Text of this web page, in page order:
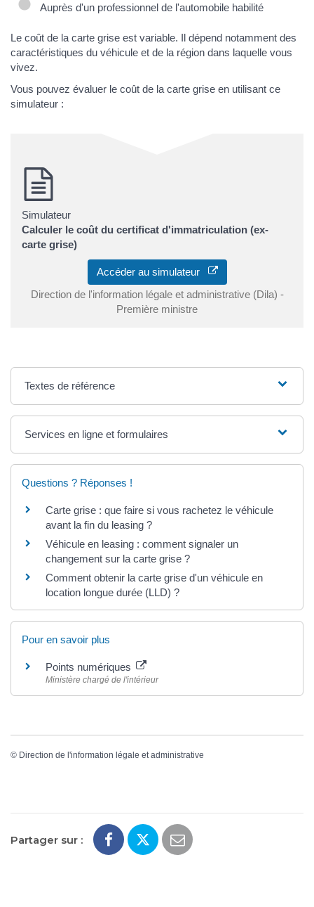
Auprès d'un professionnel de l'automobile habilité
Le coût de la carte grise est variable. Il dépend notamment des
caractéristiques du véhicule et de la région dans laquelle vous
vivez.
Vous pouvez évaluer le coût de la carte grise en utilisant ce
simulateur :
Simulateur
Calculer le coût du certificat d'immatriculation (ex-
carte grise)
Accéder au simulateur
Direction de l'information légale et administrative (Dila) -
Première ministre
Textes de référence
Services en ligne et formulaires
Questions ? Réponses !
Carte grise : que faire si vous rachetez le véhicule
avant la fin du leasing ?
Véhicule en leasing : comment signaler un
changement sur la carte grise ?
Comment obtenir la carte grise d'un véhicule en
location longue durée (LLD) ?
Pour en savoir plus
Points numériques
Ministère chargé de l'intérieur
© Direction de l'information légale et administrative
Partager sur :